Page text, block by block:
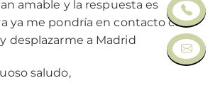
amable y la respuesta es
ya me pondría en contacto con
desplazarme a Madrid
saludo,